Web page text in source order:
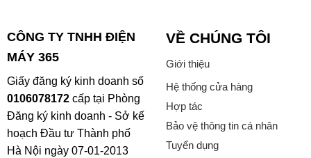
CÔNG TY TNHH ĐIỆN
MÁY 365
Giấy đăng ký kinh doanh số
0106078172cấp tại Phòng
Đăng ký kinh doanh - Sở kế
hoạch Đầu tư Thành phố
Hà Nội ngày 07-01-2013
VỀ CHÚNG TÔI
Giới thiệu
Hệ thống cửa hàng
Hợp tác
Bảo vệ thông tin cá nhân
Tuyển dụng